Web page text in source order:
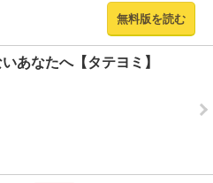
無料版を読む
あなたへ【タテヨミ】